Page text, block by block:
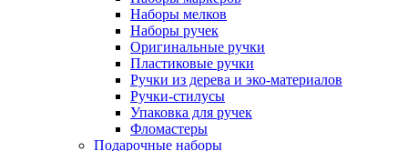
Наборы мелков
Наборы ручек
Оригинальные ручки
Пластиковые ручки
Ручки из дерева и эко-материалов
Ручки-стилусы
Упаковка для ручек
Фломастеры
Подарочные наборы